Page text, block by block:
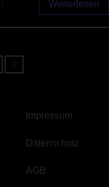
Weiterlesen
Impressum
Datenschutz
AGB